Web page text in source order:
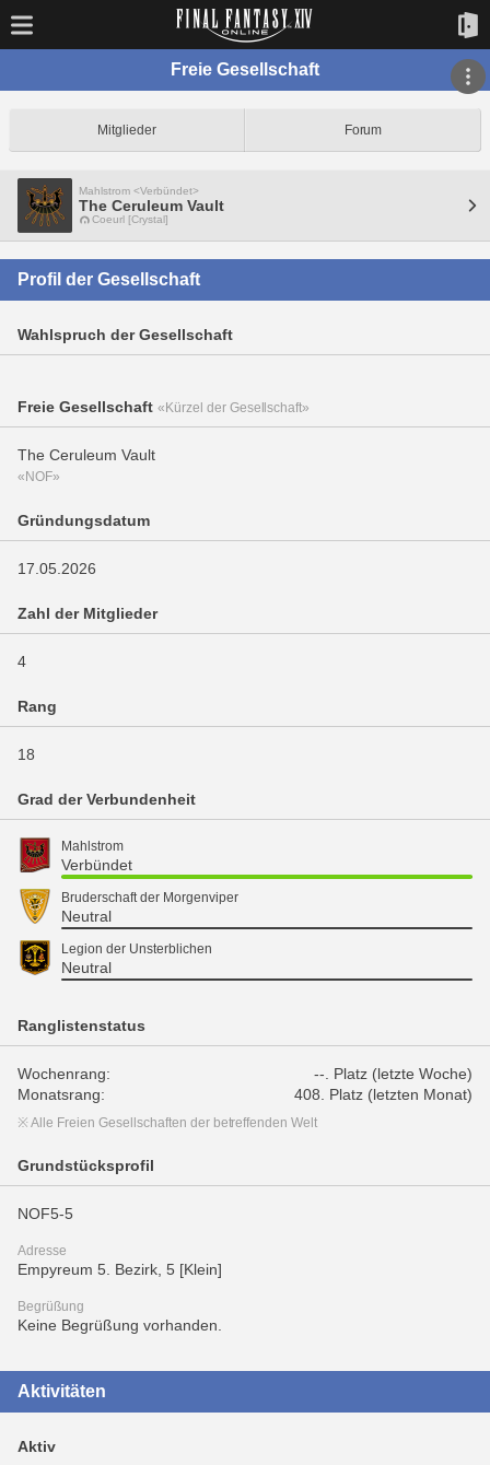
Freie Gesellschaft
Mitglieder Forum
Mahlstrom <Verbündet>
The Ceruleum Vault
Coeurl [Crystal]
Profil der Gesellschaft
Wahlspruch der Gesellschaft
Freie Gesellschaft «Kürzel der Gesellschaft»
The Ceruleum Vault
«NOF»
Gründungsdatum
17.05.2026
Zahl der Mitglieder
4
Rang
18
Grad der Verbundenheit
Mahlstrom
Verbündet
Bruderschaft der Morgenviper
Neutral
Legion der Unsterblichen
Neutral
Ranglistenstatus
Wochenrang:
--. Platz (letzte Woche)
Monatsrang:
408. Platz (letzten Monat)
※ Alle Freien Gesellschaften der betreffenden Welt
Grundstücksprofil
NOF5-5
Adresse
Empyreum 5. Bezirk, 5 [Klein]
Begrüßung
Keine Begrüßung vorhanden.
Aktivitäten
Aktiv